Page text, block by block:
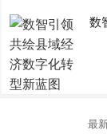
数
最